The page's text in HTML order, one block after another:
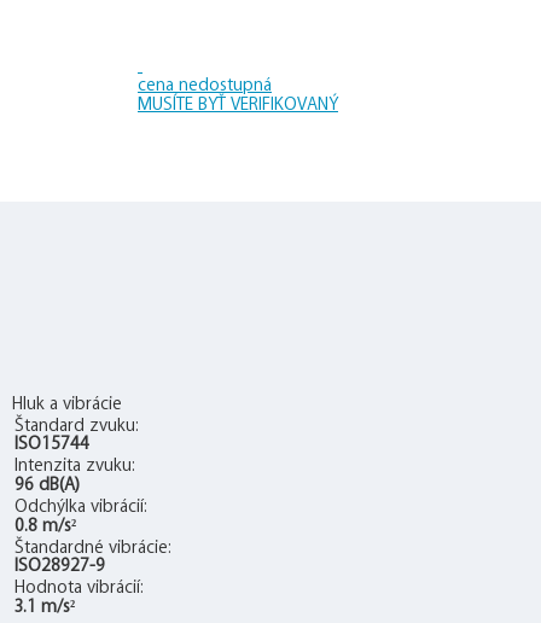
cena nedostupná
MUSÍTE BYŤ VERIFIKOVANÝ
Hluk a vibrácie
Štandard zvuku:
ISO15744
Intenzita zvuku:
96 dB(A)
Odchýlka vibrácií:
0.8 m/s²
Štandardné vibrácie:
ISO28927-9
Hodnota vibrácií:
3.1 m/s²